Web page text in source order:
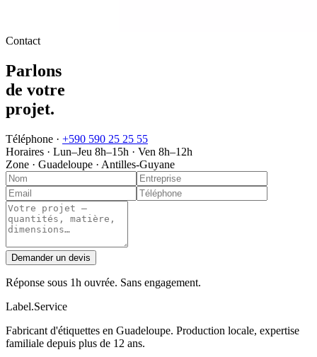
Contact
Parlons
de votre
projet.
Téléphone · +590 590 25 25 55
Horaires · Lun–Jeu 8h–15h · Ven 8h–12h
Zone · Guadeloupe · Antilles-Guyane
Demander un devis
Réponse sous 1h ouvrée. Sans engagement.
Label.Service
Fabricant d'étiquettes en Guadeloupe. Production locale, expertise
familiale depuis plus de 12 ans.